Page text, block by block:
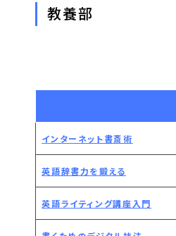
教養部
インターネット書斎術
英語辞書力を鍛える
英語ライティング講座入門